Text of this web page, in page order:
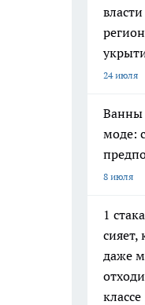
24 июля
Ванны
моде:
8 июля
1
сияет,
даже
классе